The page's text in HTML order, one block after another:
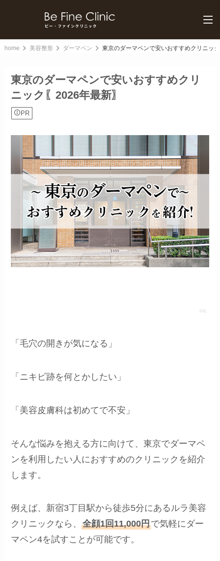
home 美容整形 ダーマペン 東京のダーマペンで安いおすすめクリニッ
東京のダーマペンで安いおすすめクリ
ニック〖2026年最新〗
PR
「毛穴の開きが気になる」
「ニキビ跡を何とかしたい」
「美容皮膚科は初めてで不安」
そんな悩みを抱える方に向けて、東京でダーマペ
ンを利用したい人におすすめのクリニックを紹介
します。
例えば、新宿3丁目駅から徒歩5分にあるルラ美容
クリニックなら、全顔1回11,000円で気軽にダー
マペン4を試すことが可能です。